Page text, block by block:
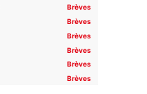
Brèves
Brèves
Brèves
Brèves
Brèves
Brèves